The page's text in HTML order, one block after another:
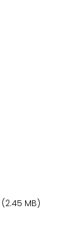
(2.45 MB)